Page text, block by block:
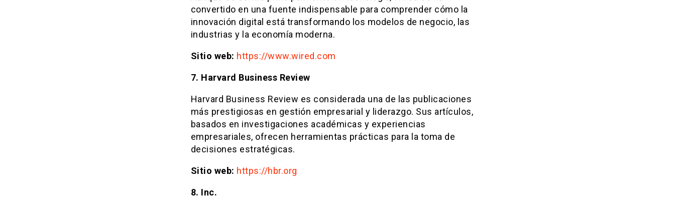
convertido en una fuente indispensable para comprender cómo la
innovación digital está transformando los modelos de negocio, las
industrias y la economía moderna.
Sitio web: https://www.wired.com
7. Harvard Business Review
Harvard Business Review es considerada una de las publicaciones
más prestigiosas en gestión empresarial y liderazgo. Sus artículos,
basados en investigaciones académicas y experiencias
empresariales, ofrecen herramientas prácticas para la toma de
decisiones estratégicas.
Sitio web: https://hbr.org
8. Inc.